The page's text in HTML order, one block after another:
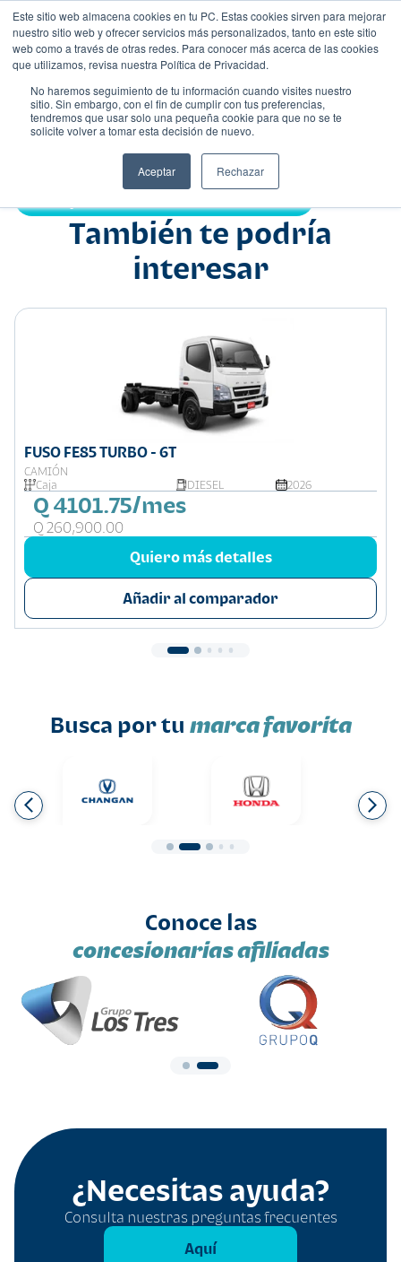
Este sitio web almacena cookies en tu PC. Estas cookies sirven para mejorar
nuestro sitio web y ofrecer servicios más personalizados, tanto en este sitio
web como a través de otras redes. Para conocer más acerca de las cookies
que utilizamos, revisa nuestra Política de Privacidad.
No haremos seguimiento de tu información cuando visites nuestro
sitio. Sin embargo, con el fin de cumplir con tus preferencias,
tendremos que usar solo una pequeña cookie para que no se te
solicite volver a tomar esta decisión de nuevo.
Aceptar Rechazar
Nombre
También te podría
interesar
FUSO FE85 TURBO - 6T
CAMIÓN
Caja
DIESEL 2026
Q 4101.75/mes
Q 260,900.00
Quiero más detalles
Añadir al comparador
Busca por tu marca favorita
Conoce las
concesionarias afiliadas
¿Necesitas ayuda?
Consulta nuestras preguntas frecuentes
Aquí